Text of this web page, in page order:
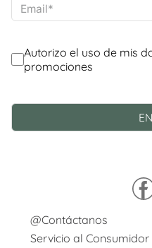
@Contáctanos
Servicio al Consumidor